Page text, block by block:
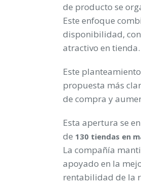
de producto se
Este enfoque
disponibilidad,
atractivo en tienda.
Este
propuesta más
de compra y
Esta apertura se
de 130 tiendas en
La compañía
apoyado en la
rentabilidad de la